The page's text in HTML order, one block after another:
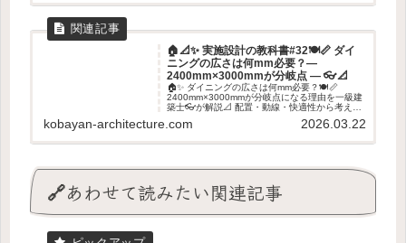
🏠📐✨ 実施設計の教科書#32🍽️📏 ダイ
ニングの広さは何mm必要？―
2400mm×3000mmが分岐点 ― 👓📐
🏠✨ ダイニングの広さは何mm必要？🍽️📏
2400mm×3000mmが分岐点になる理由を一級建
築士👓が解説📐 配置・動線・快適性から考える
kobayan-architecture.com 2026.03.22
🔗あわせて読みたい関連記事